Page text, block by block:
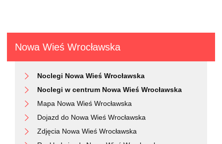
Nowa Wieś Wrocławska
Noclegi Nowa Wieś Wrocławska
Noclegi w centrum Nowa Wieś Wrocławska
Mapa Nowa Wieś Wrocławska
Dojazd do Nowa Wieś Wrocławska
Zdjęcia Nowa Wieś Wrocławska